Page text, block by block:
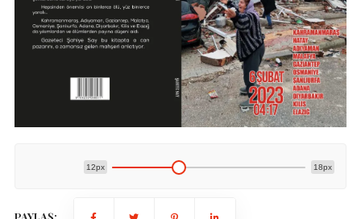
12px 18px
PAYLAŞ: